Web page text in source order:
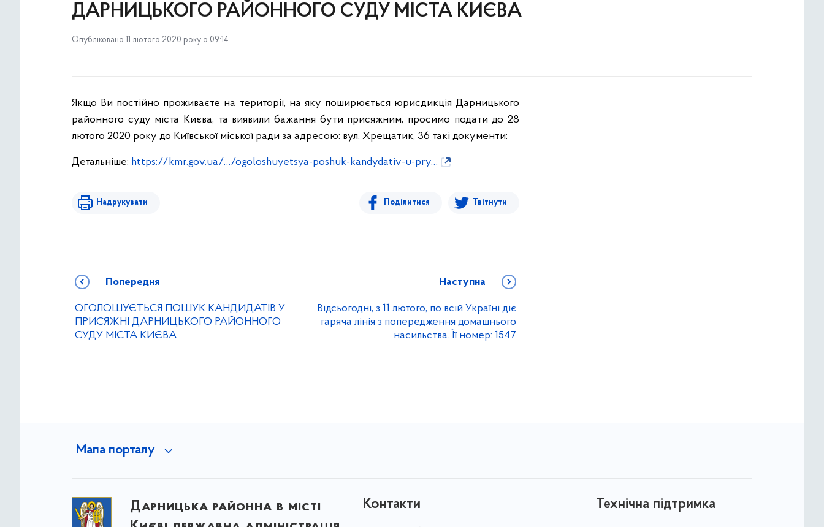
ДАРНИЦЬКОГО РАЙОННОГО СУДУ МІСТА КИЄВА
Опубліковано 11 лютого 2020 року о 09:14
Якщо Ви постійно проживаєте на території, на яку поширюється юрисдикція Дарницького
районного суду міста Києва, та виявили бажання бути присяжним, просимо подати до 28
лютого 2020 року до Київської міської ради за адресою: вул. Хрещатик, 36 такі документи:
Детальніше: https://kmr.gov.ua/…/ogoloshuyetsya-poshuk-kandydativ-u-pry…
Надрукувати Поділитися Твітнути
Попередня
ОГОЛОШУЄТЬСЯ ПОШУК КАНДИДАТІВ У
ПРИСЯЖНІ ДАРНИЦЬКОГО РАЙОННОГО
СУДУ МІСТА КИЄВА
Наступна
Відсьогодні, з 11 лютого, по всій Україні діє
гаряча лінія з попередження домашнього
насильства. Її номер: 1547
Мапа порталу
Дарницька районна в місті
Контакти Технічна підтримка